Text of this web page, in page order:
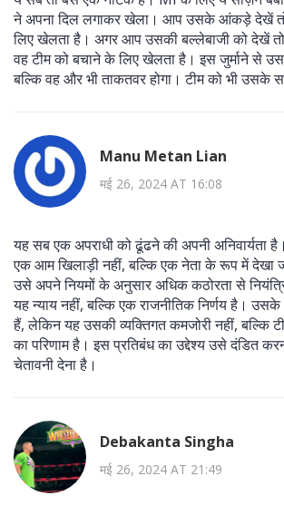
ने अपना दिल लगाकर खेला। आप उसके आंकड़े देखें
लिए खेलता है। अगर आप उसकी बल्लेबाजी को देखें
वह टीम को बचाने के लिए खेलता है। इस जुर्माने से
बल्कि वह और भी ताकतवर होगा। टीम को भी उसके
Manu Metan Lian
मई 26, 2024 AT 16:08
यह सब एक अपराधी को ढूंढने की अपनी अनिवार्यता
एक आम खिलाड़ी नहीं, बल्कि एक नेता के रूप में देखा
उसे अपने नियमों के अनुसार अधिक कठोरता से
यह न्याय नहीं, बल्कि एक राजनीतिक निर्णय है।
हैं, लेकिन यह उसकी व्यक्तिगत कमजोरी नहीं, बल्कि
का परिणाम है। इस प्रतिबंध का उद्देश्य उसे दंडित
चेतावनी देना है।
Debakanta Singha
मई 26, 2024 AT 21:49